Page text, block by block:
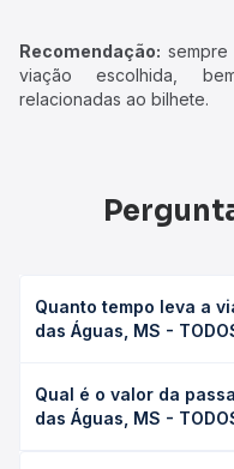
Recomendação:
viação escolhida,
relacionadas ao bilhete.
Quanto tempo leva a
das Águas, MS -
para Bandeirantes, MS
variar conforme a
Qual é o valor da
das Águas, MS -